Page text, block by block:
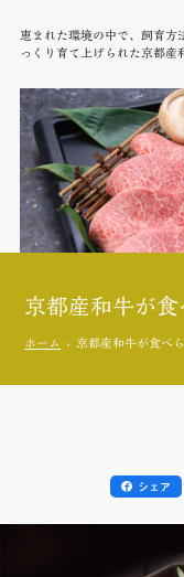
恵まれた環境の中で、飼育方
っくり育て上げられた京都産
京都産和牛が
ホーム 京都産和牛が食べ
シェア